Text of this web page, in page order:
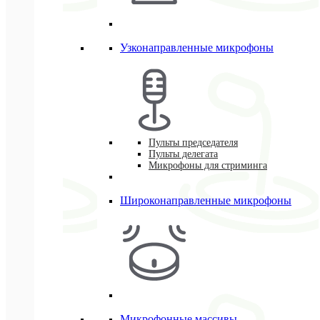
Узконаправленные микрофоны
Пульты председателя
Пульты делегата
Микрофоны для стриминга
Широконаправленные микрофоны